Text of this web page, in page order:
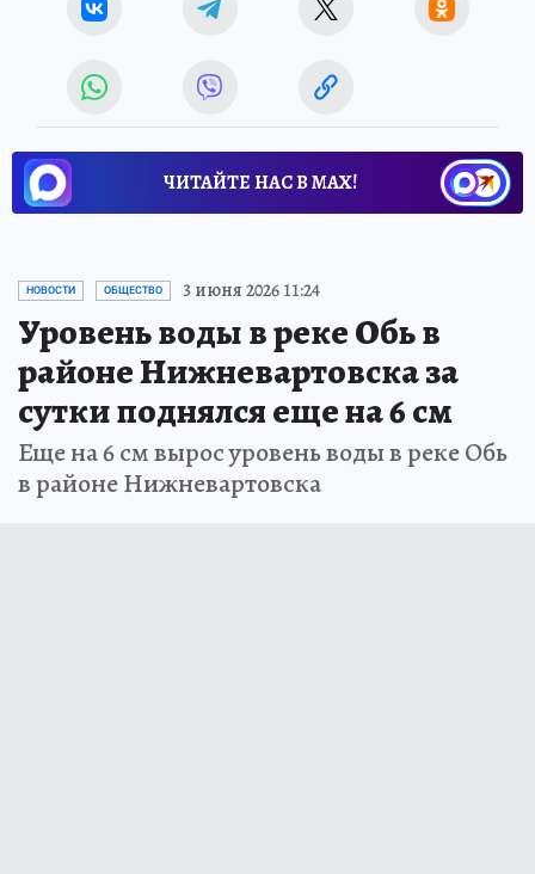
ЧИТАЙТЕ НАС В МАХ!
НОВОСТИ ОБЩЕСТВО 3 июня 2026 11:24
Уровень воды в реке Обь в
районе Нижневартовска за
сутки поднялся еще на 6 см
Еще на 6 см вырос уровень воды в реке Обь
в районе Нижневартовска